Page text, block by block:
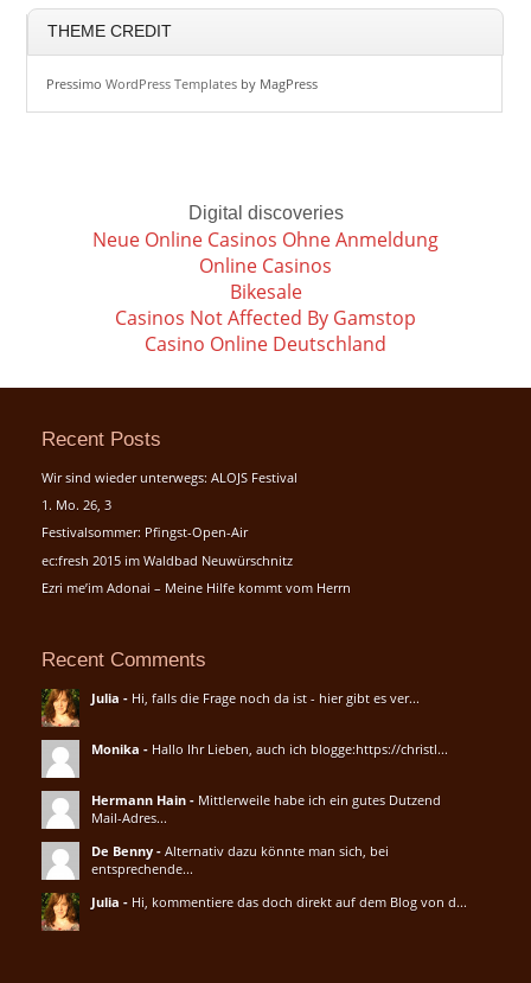
THEME CREDIT
PressimoWordPress Templates by MagPress
Digital discoveries
Neue Online Casinos Ohne Anmeldung
Online Casinos
Bikesale
Casinos Not Affected By Gamstop
Casino Online Deutschland
Recent Posts
Wir sind wieder unterwegs: ALOJS Festival
1. Mo. 26, 3
Festivalsommer: Pfingst-Open-Air
ec:fresh 2015 im Waldbad Neuwürschnitz
Ezri me’im Adonai – Meine Hilfe kommt vom Herrn
Recent Comments
Julia - Hi, falls die Frage noch da ist - hier gibt es ver...
Monika - Hallo Ihr Lieben, auch ich blogge:https://christl...
Hermann Hain- Mittlerweile habe ich ein gutes Dutzend
Mail-Adres...
De Benny- Alternativ dazu könnte man sich, bei
entsprechende...
Julia - Hi, kommentiere das doch direkt auf dem Blog von d...